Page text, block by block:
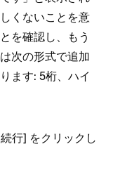
くないことを意
を確認し⁠、もう
次の形式で追加
ます⁠: 5桁⁠、ハイ
行⁠] をクリ⁠ックし